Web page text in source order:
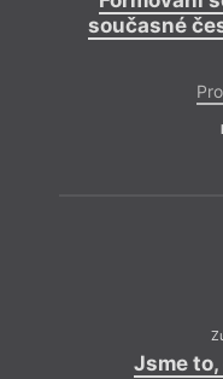
současné
Jsme